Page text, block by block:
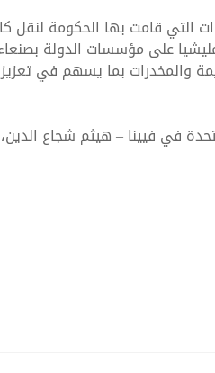
للحكومة
التي قامت بها الحكومة لنقل
على مؤسسات الدولة
والمخدرات بما يسهم في
في فيينا – هيثم شجاع